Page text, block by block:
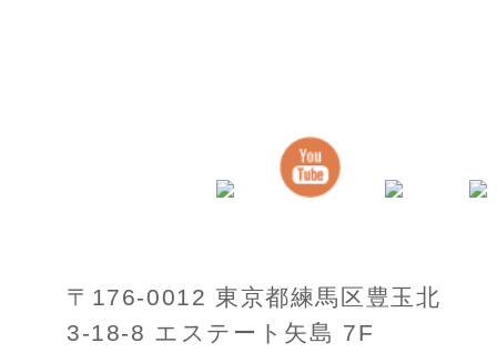
〒176-0012 東京都練馬区豊玉北
3-18-8 エステート矢島 7F